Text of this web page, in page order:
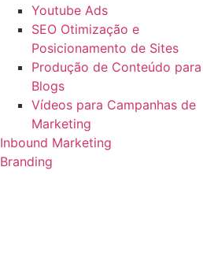
Youtube Ads
SEO Otimização e
Posicionamento de Sites
Produção de Conteúdo para
Blogs
Vídeos para Campanhas de
Marketing
Inbound Marketing
Branding